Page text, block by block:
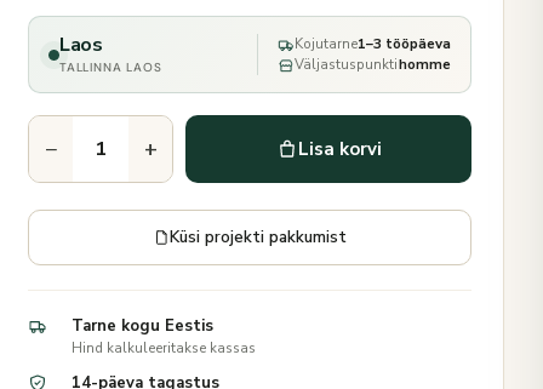
Laos
TALLINNA LAOS
Kojutarne1–3 tööpäeva
Väljastuspunktihomme
− + Lisa korvi
Küsi projekti pakkumist
Tarne kogu Eestis
Hind kalkuleeritakse kassas
14-päeva tagastus